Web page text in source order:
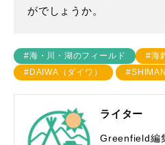
がでしょうか。
#海・川・湖のフィールド
#海
#DAIWA（ダイワ）
ライター
Greenfield編